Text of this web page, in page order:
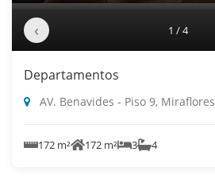
‹ 1 / 4
Departamentos
AV. Benavides - Piso 9, Miraflores
172 m² 172 m² 3 4